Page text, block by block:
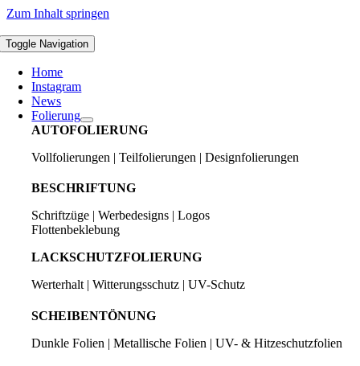
Zum Inhalt springen
Toggle Navigation
Home
Instagram
News
Folierung
AUTOFOLIERUNG
Vollfolierungen | Teilfolierungen | Designfolierungen
BESCHRIFTUNG
Schriftzüge | Werbedesigns | Logos
Flottenbeklebung
LACKSCHUTZFOLIERUNG
Werterhalt | Witterungsschutz | UV-Schutz
SCHEIBENTÖNUNG
Dunkle Folien | Metallische Folien | UV- & Hitzeschutzfolien